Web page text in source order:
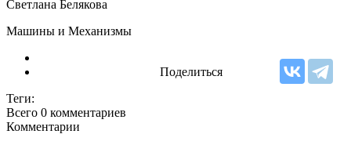
Светлана Белякова
Машины и Механизмы
Поделиться
Теги:
Всего 0 комментариев
Комментарии